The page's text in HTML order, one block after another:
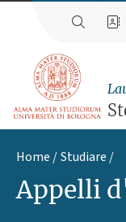
Home Studiare
Appelli